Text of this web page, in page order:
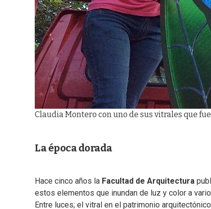
Claudia Montero con uno de sus vitrales que
La época dorada
Hace cinco años la Facultad de Arquitectura
estos elementos que inundan de luz y color a
Entre luces; el vitral en el patrimonio